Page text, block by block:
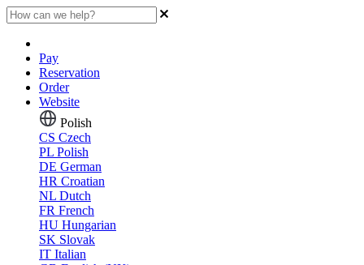
Pay
Reservation
Order
Website
Polish
CS Czech
PL Polish
DE German
HR Croatian
NL Dutch
FR French
HU Hungarian
SK Slovak
IT Italian